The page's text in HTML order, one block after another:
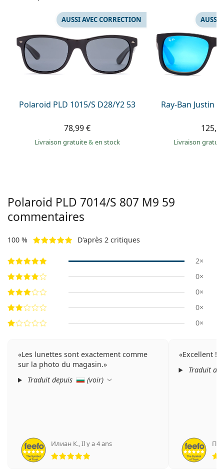
Prada
Toutes les marques
Polaroid PLD 1015/S D28/Y2 53
AUSSI AVEC CORRECTION
78,99 €
Livraison gratuite& en stock
Ray-Ban Justin
AUSSI
Livraison
Polaroid PLD 7014/S 807 M9 59
commentaires
100 % D'après 2 critiques
2×
0×
0×
0×
0×
Les lunettes sont exactement comme
sur la photo du magasin.
Traduit depuis
(voir)
Илиан К.,Il y a 4 ans
Excellent !
Traduit